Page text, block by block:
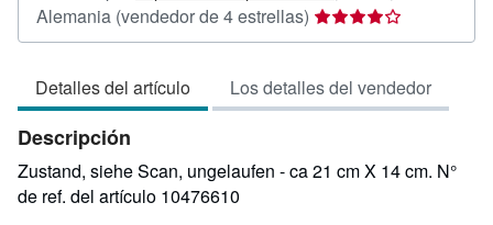
Alemania (vendedor de 4 estrellas) Calificación
del
4
de
estrellas
Detalles del artículo Los detalles del vendedor
Descripción
Zustand, siehe Scan, ungelaufen - ca 21 cm X 14 cm. N°
de ref. del artículo 10476610